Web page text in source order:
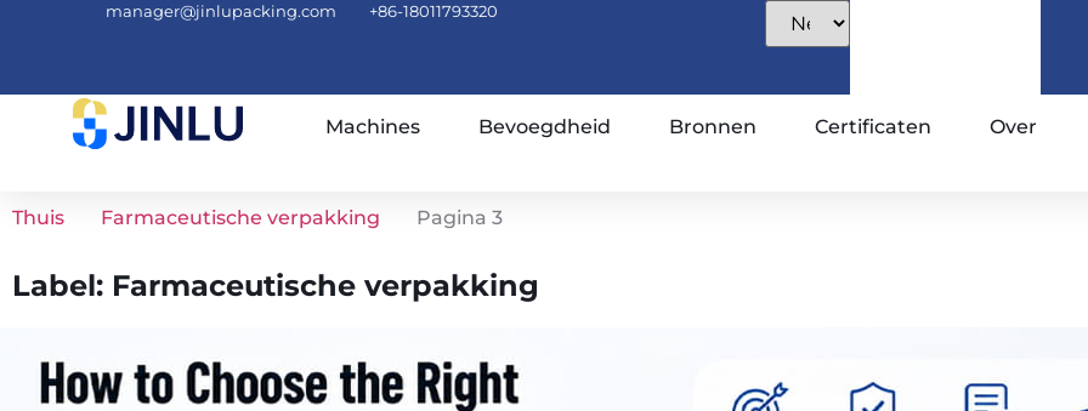
manager@jinlupacking.com +86-18011793320
Machines Bevoegdheid Bronnen Certificaten Over
Thuis Farmaceutische verpakking Pagina 3
Label: Farmaceutische verpakking